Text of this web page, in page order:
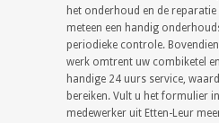
het onderhoud en de reparatie
meteen een handig
periodieke controle.
werk omtrent uw combiketel
handige 24 uurs service,
bereiken. Vult u het formulier
medewerker uit Etten-Leur